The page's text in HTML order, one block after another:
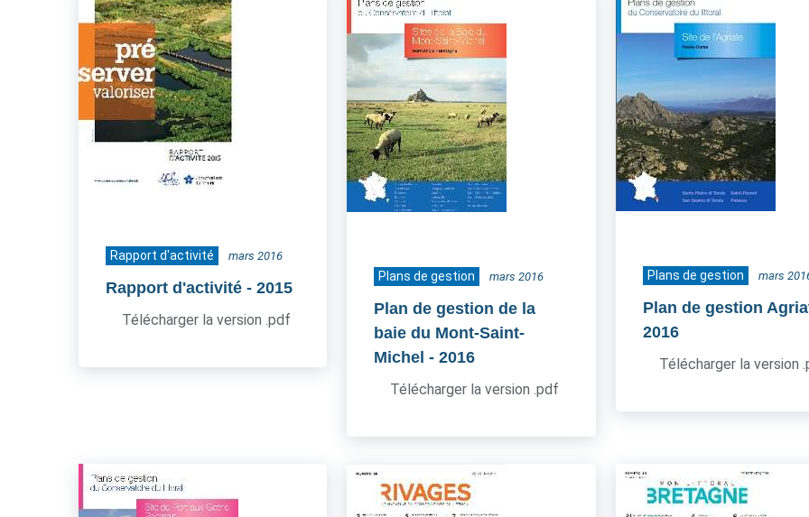
Rapport d'activité mars 2016
Rapport d'activité - 2015
Télécharger la version .pdf
Plans de gestion mars 2016
Plan de gestion de la
baie du Mont-Saint-
Michel - 2016
Télécharger la version .pdf
Plans de gestion mars
Plan de gestion
2016
Télécharger la version